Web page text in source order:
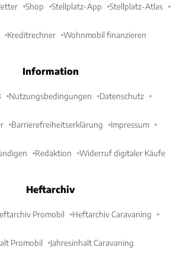
Shop Stellplatz-App Stellplatz-Atlas
Kreditrechner Wohnmobil finanzieren
Information
Nutzungsbedingungen Datenschutz
Barrierefreiheitserklärung Impressum
Redaktion Widerruf digitaler Käufe
Heftarchiv
Promobil Heftarchiv Caravaning
Promobil Jahresinhalt Caravaning